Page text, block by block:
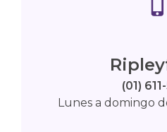
(01)
Lunes a domingo